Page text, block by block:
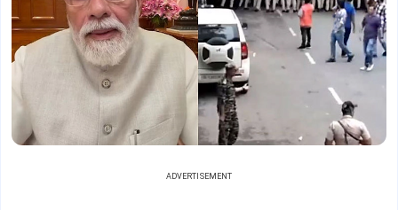
ADVERTISEMENT